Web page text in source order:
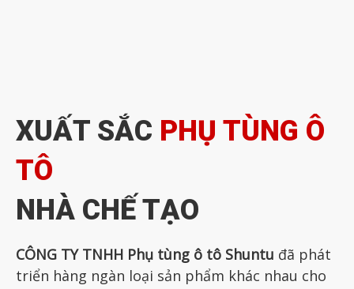
XUẤT SẮC PHỤ TÙNG Ô
TÔ
NHÀ CHẾ TẠO
CÔNG TY TNHH Phụ tùng ô tô Shuntu đã phát
triển hàng ngàn loại sản phẩm khác nhau cho